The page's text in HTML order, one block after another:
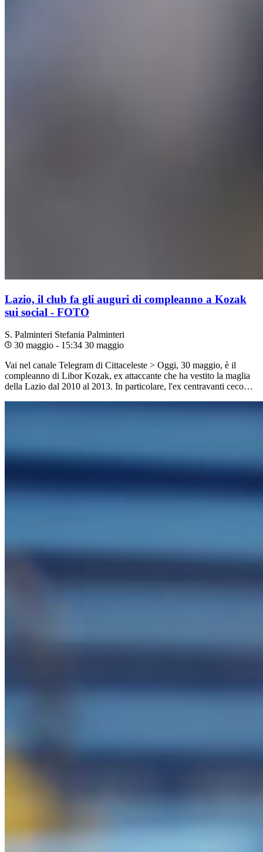
Lazio, il club fa gli auguri di compleanno a Kozak
sui social - FOTO
S. Palminteri Stefania Palminteri
30 maggio - 15:34 30 maggio
Vai nel canale Telegram di Cittaceleste > Oggi, 30 maggio, è il
compleanno di Libor Kozak, ex attaccante che ha vestito la maglia
della Lazio dal 2010 al 2013. In particolare, l'ex centravanti ceco…